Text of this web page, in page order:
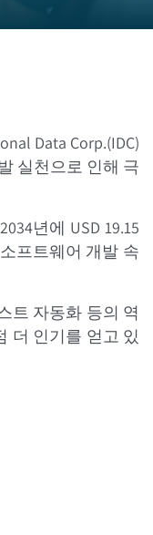
Data Corp.(IDC)
실천으로 인해 극
년에 USD 19.15
프트웨어 개발 속
트 자동화 등의 역
더 인기를 얻고 있